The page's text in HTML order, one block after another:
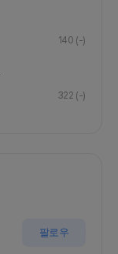
140 (-)
322 (-)
팔로우